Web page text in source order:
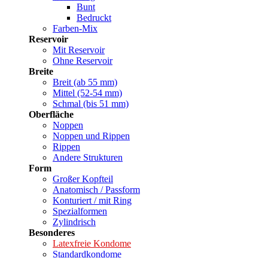
Bunt
Bedruckt
Farben-Mix
Reservoir
Mit Reservoir
Ohne Reservoir
Breite
Breit (ab 55 mm)
Mittel (52-54 mm)
Schmal (bis 51 mm)
Oberfläche
Noppen
Noppen und Rippen
Rippen
Andere Strukturen
Form
Großer Kopfteil
Anatomisch / Passform
Konturiert / mit Ring
Spezialformen
Zylindrisch
Besonderes
Latexfreie Kondome
Standardkondome